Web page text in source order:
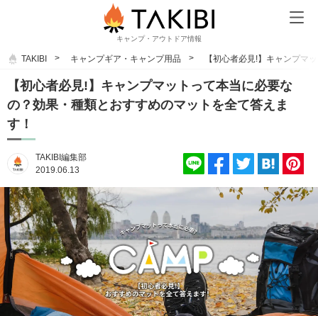
キャンプ・アウトドア情報
TAKIBI キャンプギア・キャンプ用品 【初心者必見!】キャンプマ
【初心者必見!】キャンプマットって本当に必要な
の？効果・種類とおすすめのマットを全て答えま
す！
TAKIBI編集部
2019.06.13